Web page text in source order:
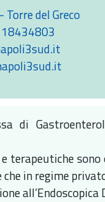
del Greco
di
terapeutiche
in regime